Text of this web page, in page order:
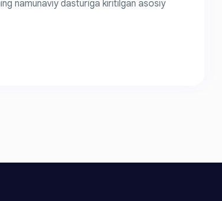
namunaviy dasturiga kiritilgan asosiy